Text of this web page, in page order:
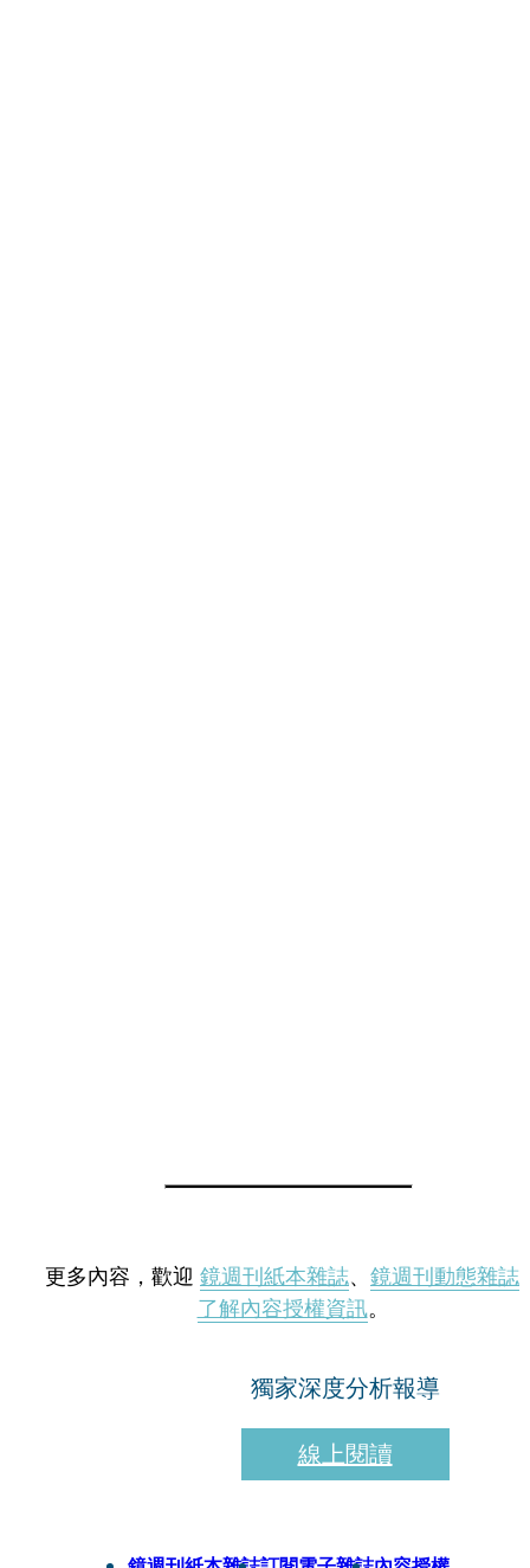
更多內容，歡迎 鏡週刊紙本雜誌、 鏡週刊動態雜誌
了解內容授權資訊。
獨家深度分析報導
線上閱讀